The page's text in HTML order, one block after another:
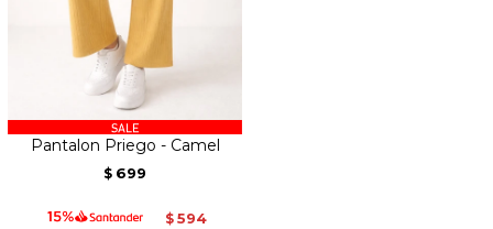
Pantalon Priego - Camel
$ 699
$ 594